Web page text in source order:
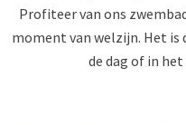
Profiteer van ons
moment van welzijn. Het is
de dag of in